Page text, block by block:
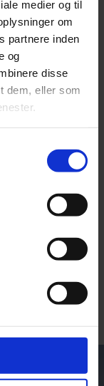
medier og til
om
partnere inden
og
disse
dem, eller som